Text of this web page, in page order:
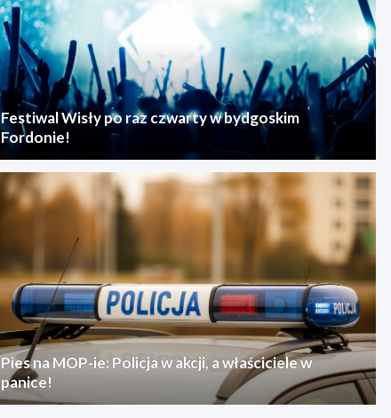
Festiwal Wisły po raz czwarty w bydgoskim
Fordonie!
Pies na MOP-ie: Policja w akcji, a właściciele w
panice!